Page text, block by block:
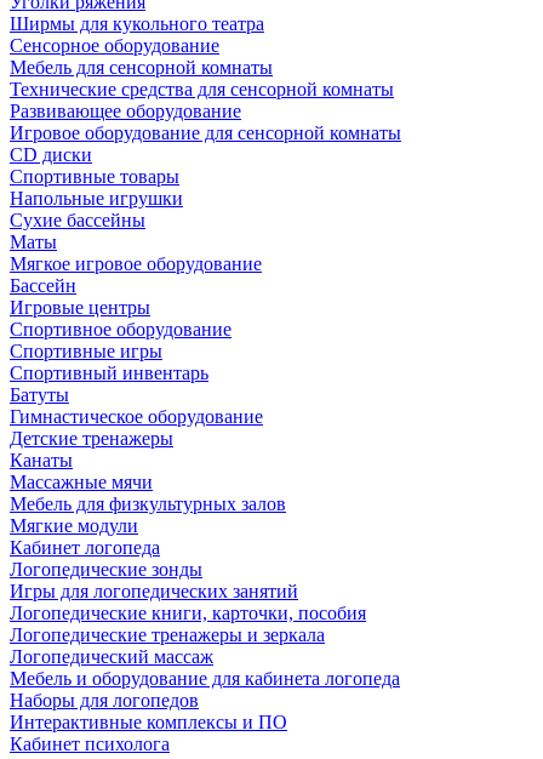
Ширмы для кукольного театра
Сенсорное оборудование
Мебель для сенсорной комнаты
Технические средства для сенсорной комнаты
Развивающее оборудование
Игровое оборудование для сенсорной комнаты
CD диски
Спортивные товары
Напольные игрушки
Сухие бассейны
Маты
Мягкое игровое оборудование
Бассейн
Игровые центры
Спортивное оборудование
Спортивные игры
Спортивный инвентарь
Батуты
Гимнастическое оборудование
Детские тренажеры
Канаты
Массажные мячи
Мебель для физкультурных залов
Мягкие модули
Кабинет логопеда
Логопедические зонды
Игры для логопедических занятий
Логопедические книги, карточки, пособия
Логопедические тренажеры и зеркала
Логопедический массаж
Мебель и оборудование для кабинета логопеда
Наборы для логопедов
Интерактивные комплексы и ПО
Кабинет психолога